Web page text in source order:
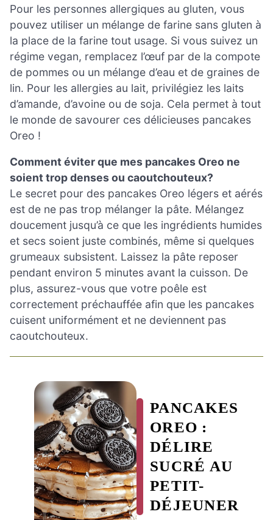
Pour les personnes allergiques au gluten, vous
pouvez utiliser un mélange de farine sans gluten à
la place de la farine tout usage. Si vous suivez un
régime vegan, remplacez l’œuf par de la compote
de pommes ou un mélange d’eau et de graines de
lin. Pour les allergies au lait, privilégiez les laits
d’amande, d’avoine ou de soja. Cela permet à tout
le monde de savourer ces délicieuses pancakes
Oreo !
Comment éviter que mes pancakes Oreo ne
soient trop denses ou caoutchouteux?
Le secret pour des pancakes Oreo légers et aérés
est de ne pas trop mélanger la pâte. Mélangez
doucement jusqu’à ce que les ingrédients humides
et secs soient juste combinés, même si quelques
grumeaux subsistent. Laissez la pâte reposer
pendant environ 5 minutes avant la cuisson. De
plus, assurez-vous que votre poêle est
correctement préchauffée afin que les pancakes
cuisent uniformément et ne deviennent pas
caoutchouteux.
PANCAKES
OREO :
DÉLIRE
SUCRÉ AU
PETIT-
DÉJEUNER